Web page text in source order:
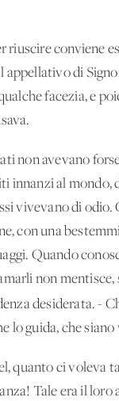
riuscire conviene
di
facezia, e
non avevano
al mondo,
vivevano di
con una
Quando
non
desiderata. -
lo guida, che
quanto ci voleva
Tale era il